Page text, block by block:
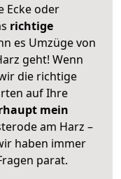
Ecke oder
richtige
es Umzüge von
geht! Wenn
die richtige
auf Ihre
mein
am Harz –
haben immer
parat.